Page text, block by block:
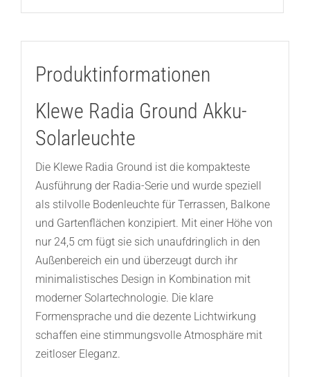
Produktinformationen
Klewe Radia Ground Akku-
Solarleuchte
Die Klewe Radia Ground ist die kompakteste
Ausführung der Radia-Serie und wurde speziell
als stilvolle Bodenleuchte für Terrassen, Balkone
und Gartenflächen konzipiert. Mit einer Höhe von
nur 24,5 cm fügt sie sich unaufdringlich in den
Außenbereich ein und überzeugt durch ihr
minimalistisches Design in Kombination mit
moderner Solartechnologie. Die klare
Formensprache und die dezente Lichtwirkung
schaffen eine stimmungsvolle Atmosphäre mit
zeitloser Eleganz.